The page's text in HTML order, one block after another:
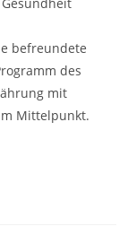
befreundete
des
mit
Mittelpunkt.